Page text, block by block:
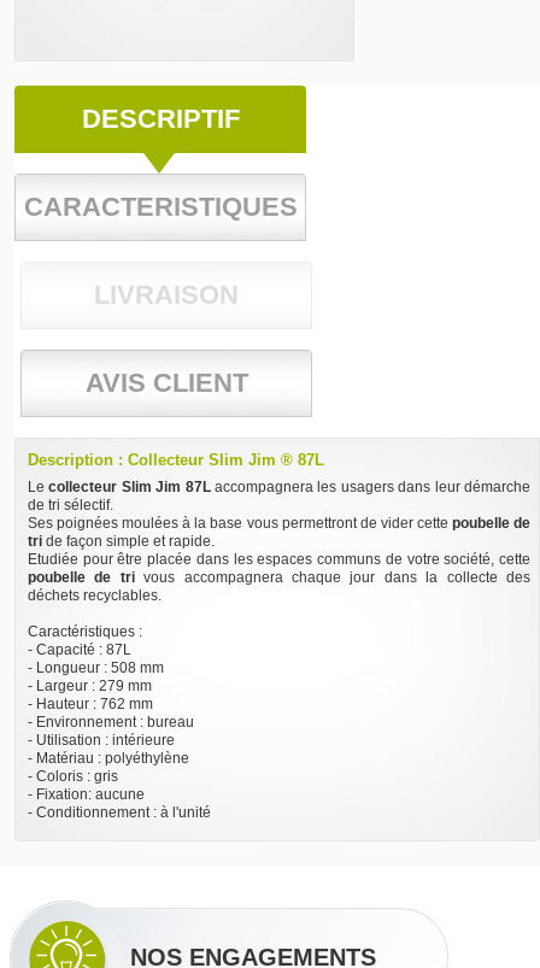
DESCRIPTIF
CARACTERISTIQUES
LIVRAISON
AVIS CLIENT
Description : Collecteur Slim Jim ® 87L
Lecollecteur Slim Jim 87Laccompagnera les usagers dans leur démarche
de tri sélectif.
Ses poignées moulées à la base vous permettront de vider cettepoubelle de
tri de façon simple et rapide.
Etudiée pour être placée dans les espaces communs de votre société, cette
poubelle de trivous accompagnera chaque jour dans la collecte des
déchets recyclables.
Caractéristiques :
- Capacité : 87L
- Longueur : 508 mm
- Largeur : 279 mm
- Hauteur : 762 mm
- Environnement : bureau
- Utilisation : intérieure
- Matériau : polyéthylène
- Coloris : gris
- Fixation: aucune
- Conditionnement : à l'unité
NOS ENGAGEMENTS